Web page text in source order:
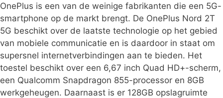
OnePlus is een van de weinige fabrikanten die een 5G-
smartphone op de markt brengt. De OnePlus Nord 2T
5G beschikt over de laatste technologie op het gebied
van mobiele communicatie en is daardoor in staat om
supersnel internetverbindingen aan te bieden. Het
toestel beschikt over een 6,67 inch Quad HD+-scherm,
een Qualcomm Snapdragon 855-processor en 8GB
werkgeheugen. Daarnaast is er 128GB opslagruimte